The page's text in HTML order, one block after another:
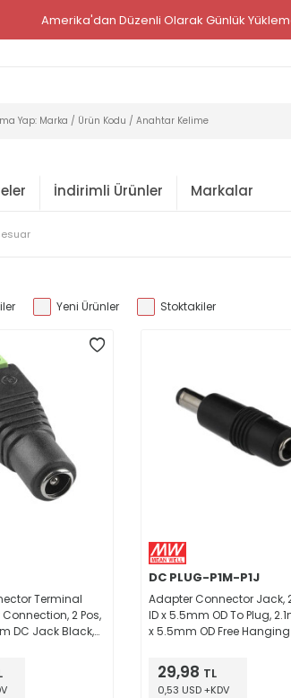
Amerika'dan Düzenli Olarak Günlük
İndirimli Ürünler Markalar
Yeni Ürünler Stoktakiler
Terminal
2 Pos,
DC Jack Black,
DC PLUG-P1M-P1J
Adapter Connector Jack,
ID x 5.5mm OD To Plug,
x 5.5mm OD Free
29,98 TL
0,53 USD +KDV